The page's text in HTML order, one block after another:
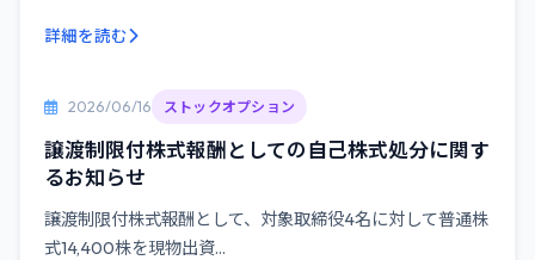
詳細を読む
2026/06/16 ストックオプション
譲渡制限付株式報酬としての自己株式処分に関す
るお知らせ
譲渡制限付株式報酬として、対象取締役4名に対して普通株
式14,400株を現物出資...